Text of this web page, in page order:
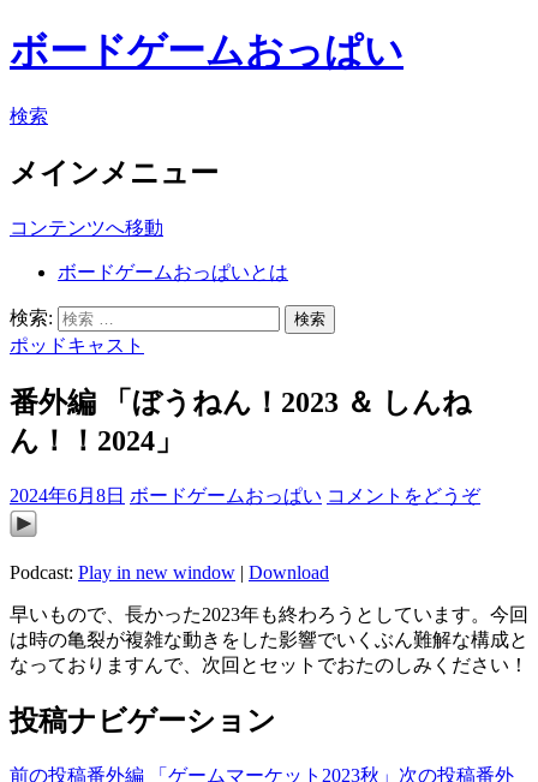
ボードゲームおっぱい
検索
メインメニュー
コンテンツへ移動
ボードゲームおっぱいとは
検索:
ポッドキャスト
番外編 「ぼうねん！2023 ＆ しんね
ん！！2024」
2024年6月8日 ボードゲームおっぱい コメントをどうぞ
Podcast: Play in new window | Download
早いもので、長かった2023年も終わろうとしています。今回
は時の亀裂が複雑な動きをした影響でいくぶん難解な構成と
なっておりますんで、次回とセットでおたのしみください！
投稿ナビゲーション
前の投稿番外編 「ゲームマーケット2023秋」 次の投稿番外